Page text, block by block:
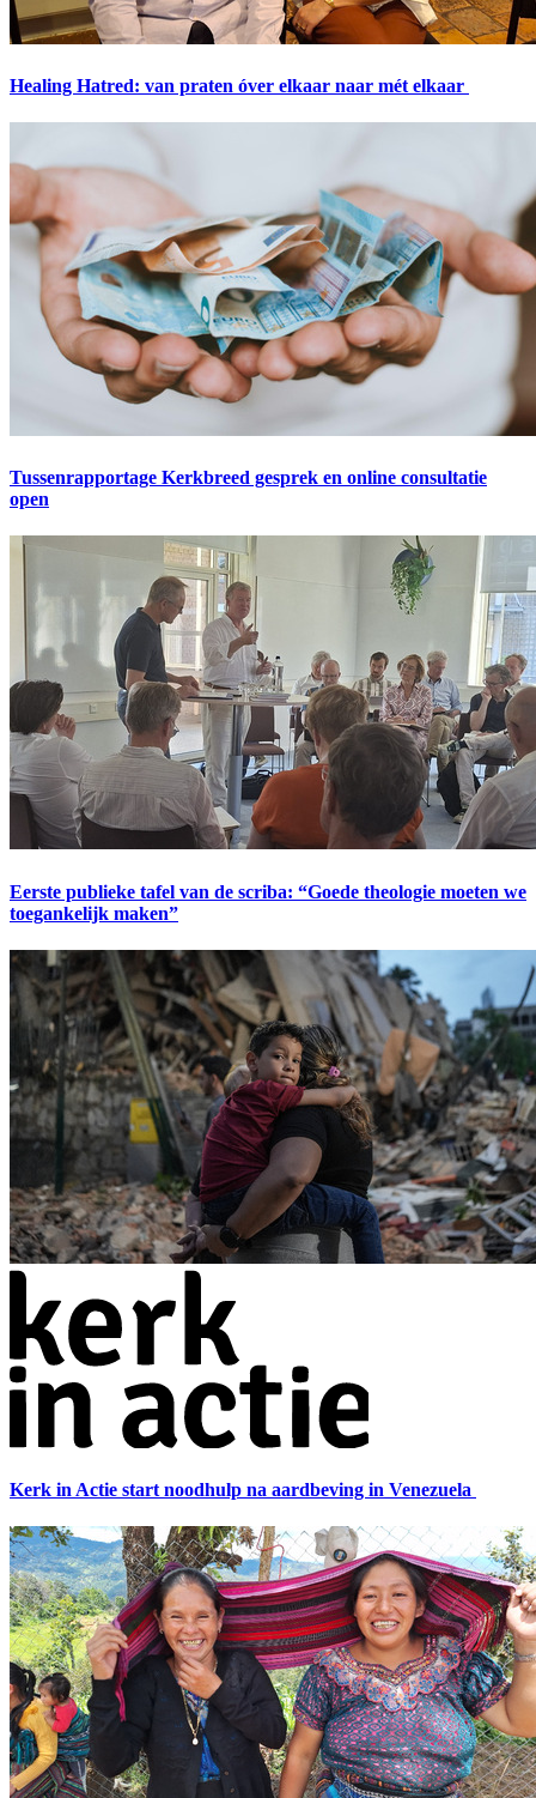
Healing Hatred: van praten óver elkaar naar mét elkaar
Tussenrapportage Kerkbreed gesprek en online consultatie
open
Eerste publieke tafel van de scriba: “Goede theologie moeten we
toegankelijk maken”
Kerk in Actie start noodhulp na aardbeving in Venezuela